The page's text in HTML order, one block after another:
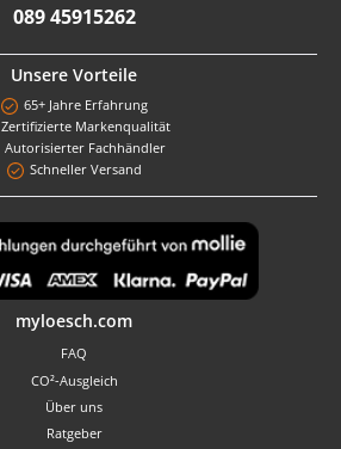
089 45915262
Unsere Vorteile
65+ Jahre Erfahrung
Zertifizierte Markenqualität
Autorisierter Fachhändler
Schneller Versand
myloesch.com
FAQ
CO²-Ausgleich
Über uns
Ratgeber